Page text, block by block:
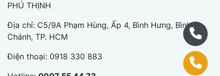
PHÚ THỊNH
Địa chỉ: C5/9A Phạm Hùng, Ấp 4, Bình Hưng, Bình
Chánh, TP. HCM
Điện thoại: 0918 330 883